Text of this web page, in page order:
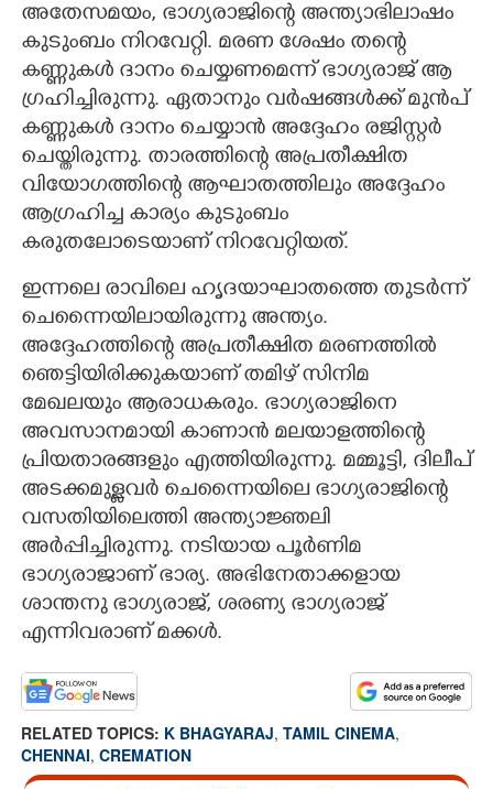
അതേസമയം, ഭാ​ഗ്യരാജിന്റെ അന്ത്യാഭിലാഷം
കുടുംബം നിറവേറ്റി. മരണ ശേഷം തന്റെ
കണ്ണുകൾ ദാനം ചെയ്യണമെന്ന് ഭാ​ഗ്യരാജ് ആ​
ഗ്രഹിച്ചിരുന്നു. ഏതാനും വർഷങ്ങൾക്ക് മുൻപ്
കണ്ണുകൾ ദാനം ചെയ്യാൻ അദ്ദേഹം രജിസ്റ്റർ
ചെയ്തിരുന്നു. താരത്തിന്റെ അപ്രതീക്ഷിത
വിയോഗത്തിന്റെ ആഘാതത്തിലും അദ്ദേഹം
ആഗ്രഹിച്ച കാര്യം കുടുംബം
കരുതലോടെയാണ് നിറവേറ്റിയത്.
ഇന്നലെ രാവിലെ ഹൃദയാഘാതത്തെ തുടർന്ന്
ചെന്നൈയിലായിരുന്നു അന്ത്യം.
അദ്ദേഹത്തിന്റെ അപ്രതീക്ഷിത മരണത്തിൽ
ഞെട്ടിയിരിക്കുകയാണ് തമിഴ് സിനിമ
മേഖലയും ആരാധകരും. ഭാഗ്യരാജിനെ
അവസാനമായി കാണാൻ മലയാളത്തിന്റെ
പ്രിയതാരങ്ങളും എത്തിയിരുന്നു. മമ്മൂട്ടി, ദിലീപ്
അടക്കമുള്ളവർ ചെന്നൈയിലെ ഭാഗ്യരാജിന്റെ
വസതിയിലെത്തി അന്ത്യാജ്ഞലി
അർപ്പിച്ചിരുന്നു. നടിയായ പൂർണിമ
ഭാഗ്യരാജാണ് ഭാര്യ. അഭിനേതാക്കളായ
ശാന്തനു ഭാഗ്യരാജ്, ശരണ്യ ഭാഗ്യരാജ്
എന്നിവരാണ് മക്കൾ.
RELATED TOPICS: K BHAGYARAJ, TAMIL CINEMA,
CHENNAI, CREMATION